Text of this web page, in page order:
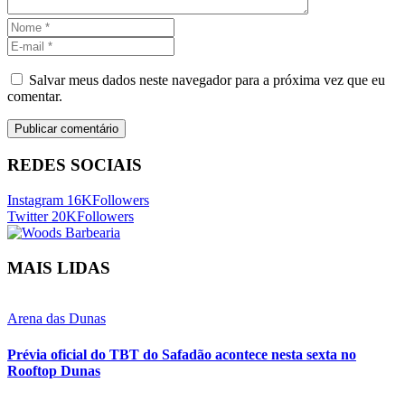
Salvar meus dados neste navegador para a próxima vez que eu
comentar.
REDES SOCIAIS
Instagram 16KFollowers
Twitter 20KFollowers
MAIS LIDAS
Arena das Dunas
Prévia oficial do TBT do Safadão acontece nesta sexta no
Rooftop Dunas